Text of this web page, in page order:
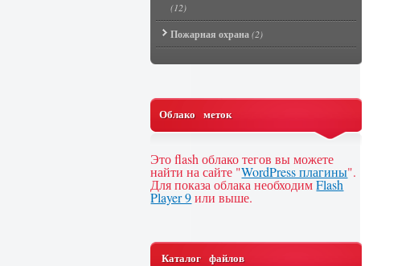
(12)
Пожарная охрана(2)
Облако меток
Это flash облако тегов вы можете
найти на сайте "WordPress плагины".
Для показа облака необходимFlash
Player 9или выше.
Каталог файлов